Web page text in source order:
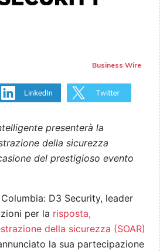
Business Wire
presenterà la
della sicurezza
del prestigioso evento
D3 Security, leader
per la risposta,
della sicurezza (SOAR)
la sua partecipazione